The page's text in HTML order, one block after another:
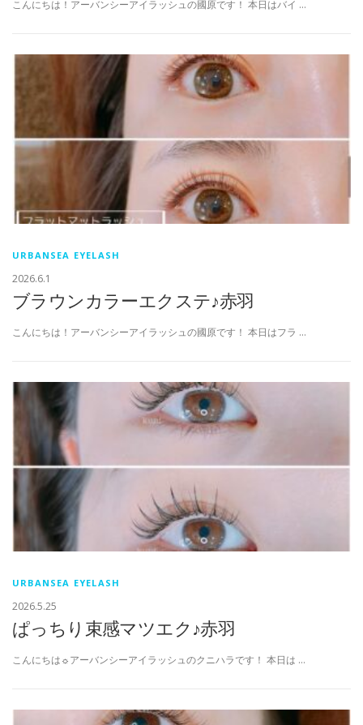
こんにちは！アーバンシーアイラッシュの國原です！ 本日はバイ …
URBANSEA EYELASH
2026.6.1
ブラウンカラーエクステ♪赤羽
こんにちは！アーバンシーアイラッシュの國原です！ 本日はフラ …
URBANSEA EYELASH
2026.5.25
ぱっちり束感マツエク♪赤羽
こんにちは☼アーバンシーアイラッシュのクニハラです！ 本日は …